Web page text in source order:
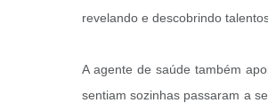
revelando e descobrindo
A agente de saúde também
sentiam sozinhas passaram a